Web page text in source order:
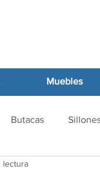
Muebles
Butacas
lectura